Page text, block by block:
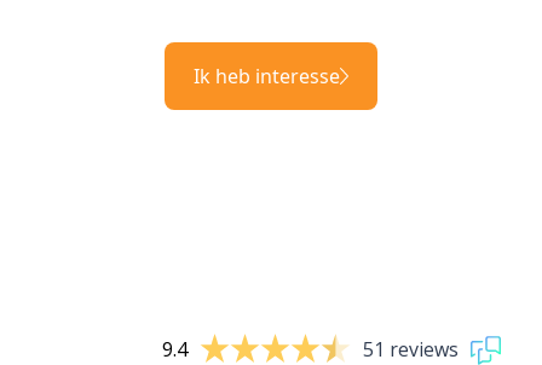
Ik heb interesse
9.4 51 reviews